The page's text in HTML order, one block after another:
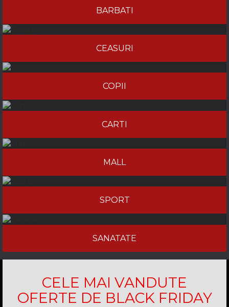
BARBATI
CEASURI
COPII
CARTI
MALL
SPORT
SANATATE
CELE MAI VANDUTE
OFERTE DE BLACK FRIDAY